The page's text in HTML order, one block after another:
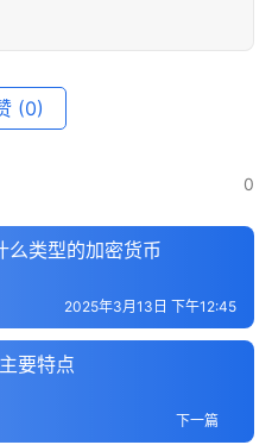
(0)
0
么类型的加密货币
2025年3月13日 下午12:45
要特点
下一篇